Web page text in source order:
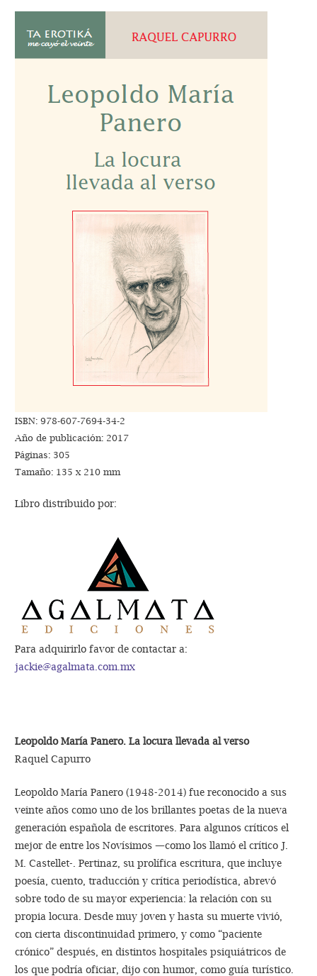
ISBN: 978-607-7694-34-2
Año de publicación: 2017
Páginas: 305
Tamaño: 135 x 210 mm
Libro distribuido por:
Para adquirirlo favor de contactar a:
jackie@agalmata.com.mx
Leopoldo María Panero. La locura llevada al verso
Raquel Capurro
Leopoldo María Panero (1948-2014) fue reconocido a sus
veinte años como uno de los brillantes poetas de la nueva
generación española de escritores. Para algunos críticos el
mejor de entre los Novísimos —como los llamó el crítico J.
M. Castellet-. Pertinaz, su prolífica escritura, que incluye
poesía, cuento, traducción y crítica periodística, abrevó
sobre todo de su mayor experiencia: la relación con su
propia locura. Desde muy joven y hasta su muerte vivió,
con cierta discontinuidad primero, y como “paciente
crónico” después, en distintos hospitales psiquiátricos de
los que podría oficiar, dijo con humor, como guía turístico.